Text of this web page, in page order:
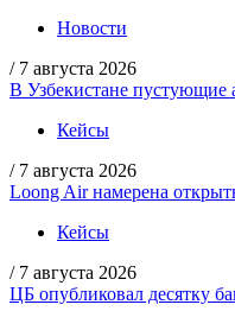
Новости
/ 7 августа 2026
В Узбекистане пустующие
Кейсы
/ 7 августа 2026
Loong Air намерена
Кейсы
/ 7 августа 2026
ЦБ опубликовал десятку